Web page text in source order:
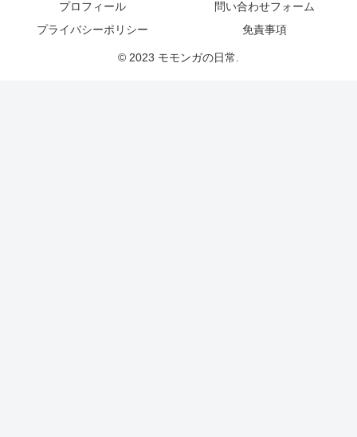
プロフィール
問い合わせフォーム
プライバシーポリシー
免責事項
© 2023 モモンガの日常.